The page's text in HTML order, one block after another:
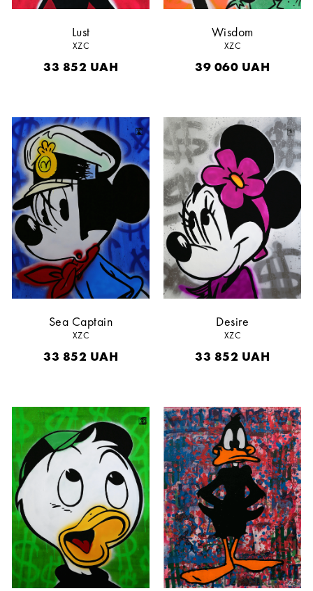
Lust
XZC
33 852 UAH
Wisdom
XZC
39 060 UAH
Sea Captain
XZC
33 852 UAH
Desire
XZC
33 852 UAH